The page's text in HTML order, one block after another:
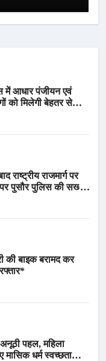
में आधार पंजीयन एवं
को मिलेगी बेहतर सेवा,
राष्ट्रीय राजमार्ग पर
पुसौर पुलिस की सख्त
की बाइक बरामद कर
पहल, महिला
मासिक धर्म स्वच्छता